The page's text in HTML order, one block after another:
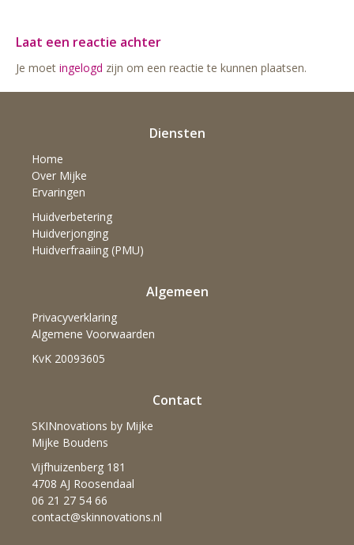
Laat een reactie achter
Je moet ingelogd zijn om een reactie te kunnen plaatsen.
Diensten
Home
Over Mijke
Ervaringen
Huidverbetering
Huidverjonging
Huidverfraaiing (PMU)
Algemeen
Privacyverklaring
Algemene Voorwaarden
KvK 20093605
Contact
SKINnovations by Mijke
Mijke Boudens
Vijfhuizenberg 181
4708 AJ Roosendaal
06 21 27 54 66
contact@skinnovations.nl